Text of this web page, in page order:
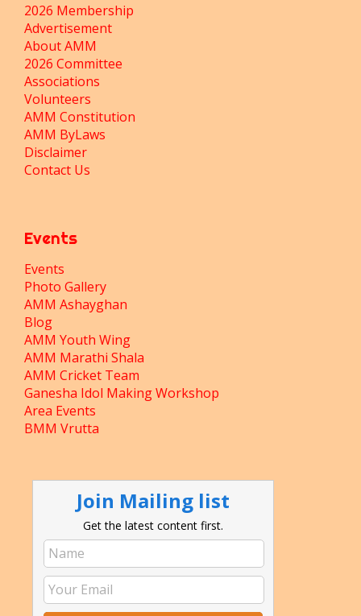
2026 Membership
Advertisement
About AMM
2026 Committee
Associations
Volunteers
AMM Constitution
AMM ByLaws
Disclaimer
Contact Us
Events
Events
Photo Gallery
AMM Ashayghan
Blog
AMM Youth Wing
AMM Marathi Shala
AMM Cricket Team
Ganesha Idol Making Workshop
Area Events
BMM Vrutta
Join Mailing list
Get the latest content first.